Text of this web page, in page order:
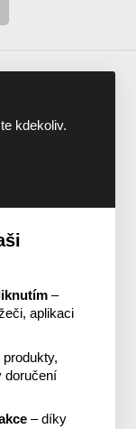
kdekoliv.
–
aplikaci
doručení
– díky